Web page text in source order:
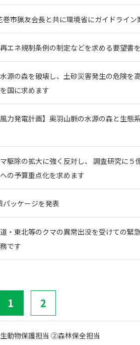
市猟友会長と共に環境省にガイドライン
再エネ規制条例の制定などを求める要望書
水源の森を破壊し、土砂災害発生の危険を
国に求めます
風力発電計画】奥羽山脈の水源の森と生態
駆除の拡大に強く反対し、 調査研究に５
の予算重点化を求めます
ッケージを発表
東北等のクマの異常出没を受けての緊
です
1 2
動物保護担当 ②森林保全担当